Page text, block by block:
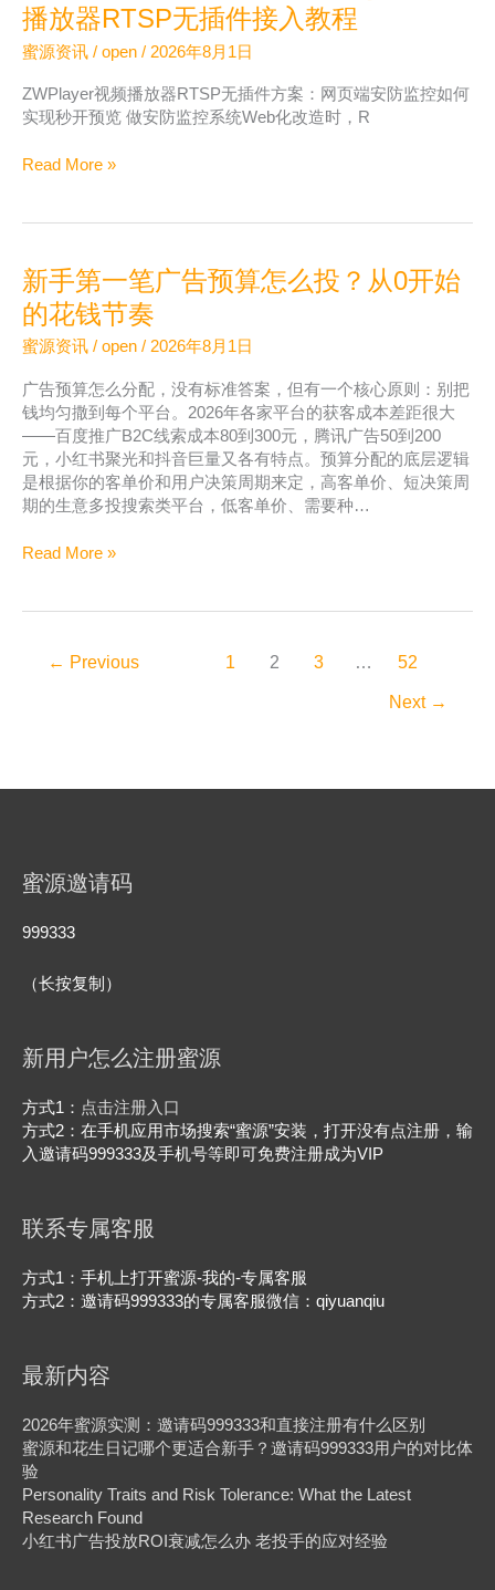
Hire
Better?
播放器RTSP无插件接入教程
蜜源资讯 / open / 2026年8月1日
ZWPlayer视频播放器RTSP无插件方案：网页端安防监控如何
实现秒开预览 做安防监控系统Web化改造时，R
安
页
化
部
署：
视
频
播
放
器
RTSP
插
Read More »
新手第一笔广告预算怎么投？从0开始
的花钱节奏
蜜源资讯 / open / 2026年8月1日
广告预算怎么分配，没有标准答案，但有一个核心原则：别把
钱均匀撒到每个平台。2026年各家平台的获客成本差距很大
——百度推广B2C线索成本80到300元，腾讯广告50到200
元，小红书聚光和抖音巨量又各有特点。预算分配的底层逻辑
是根据你的客单价和用户决策周期来定，高客单价、短决策周
期的生意多投搜索类平台，低客单价、需要种…
新
开
的
节
Read More »
← Previous 1 2 3 … 52
Next →
蜜源邀请码
999333
（长按复制）
新用户怎么注册蜜源
方式1： 点击注册入口
方式2：在手机应用市场搜索“蜜源”安装，打开没有点注册，输
入邀请码999333及手机号等即可免费注册成为VIP
联系专属客服
方式1：手机上打开蜜源-我的-专属客服
方式2：邀请码999333的专属客服微信：qiyuanqiu
最新内容
2026年蜜源实测：邀请码999333和直接注册有什么区别
蜜源和花生日记哪个更适合新手？邀请码999333用户的对比体
验
Personality Traits and Risk Tolerance: What the Latest
Research Found
小红书广告投放ROI衰减怎么办 老投手的应对经验